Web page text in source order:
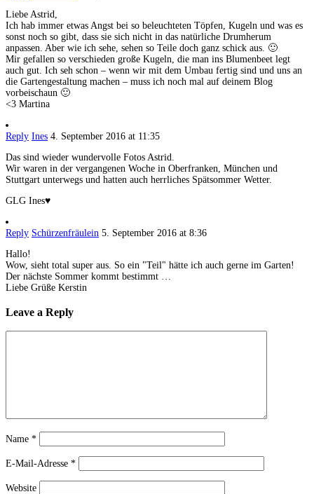
Liebe Astrid,
Ich hab immer etwas Angst bei so beleuchteten Töpfen, Kugeln und was es
sonst noch so gibt, dass sie sich nicht in das natürliche Drumherum
anpassen. Aber wie ich sehe, sehen so Teile doch ganz schick aus. 🙂
Mir gefallen so verschieden große Kugeln, die man ins Blumenbeet legt
auch gut. Ich seh schon – wenn wir mit dem Umbau fertig sind und uns an
die Gartengestaltung machen – muss ich noch mal auf deinem Blog
vorbeischaun 🙂
<3 Martina
Reply Ines 4. September 2016 at 11:35
Das sind wieder wundervolle Fotos Astrid.
Wir waren in der vergangenen Woche in Oberfranken, München und
Stuttgart unterwegs und hatten auch herrliches Spätsommer Wetter.
GLG Ines♥
Reply Schürzenfräulein 5. September 2016 at 8:36
Hallo!
Wow, sieht total super aus. So ein "Teil" hätte ich auch gerne im Garten!
Der nächste Sommer kommt bestimmt …
Liebe Grüße Kerstin
Leave a Reply
Name *
E-Mail-Adresse *
Website